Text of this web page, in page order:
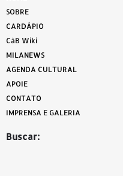
SOBRE
CARDÁPIO
CàB Wiki
MILANEWS
AGENDA CULTURAL
APOIE
CONTATO
IMPRENSA E GALERIA
Buscar: